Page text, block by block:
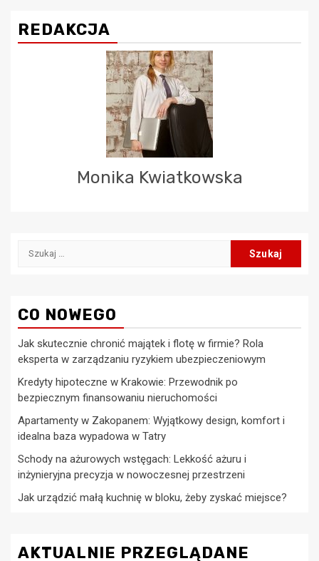
REDAKCJA
Monika Kwiatkowska
Szukaj:
CO NOWEGO
Jak skutecznie chronić majątek i flotę w firmie? Rola
eksperta w zarządzaniu ryzykiem ubezpieczeniowym
Kredyty hipoteczne w Krakowie: Przewodnik po
bezpiecznym finansowaniu nieruchomości
Apartamenty w Zakopanem: Wyjątkowy design, komfort i
idealna baza wypadowa w Tatry
Schody na ażurowych wstęgach: Lekkość ażuru i
inżynieryjna precyzja w nowoczesnej przestrzeni
Jak urządzić małą kuchnię w bloku, żeby zyskać miejsce?
AKTUALNIE PRZEGLĄDANE